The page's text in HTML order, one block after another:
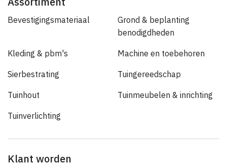
Bevestigingsmateriaal
Grond & beplanting
benodigdheden
Kleding & pbm's Machine en toebehoren
Sierbestrating Tuingereedschap
Tuinhout Tuinmeubelen & inrichting
Tuinverlichting
Klant worden